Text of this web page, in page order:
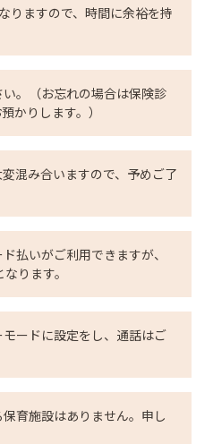
りますので、時間に余裕を持
。（お忘れの場合は保険診
かりします。）
混み合いますので、予めご了
払いがご利用できますが、
ります。
ードに設定をし、通話はご
育施設はありません。申し